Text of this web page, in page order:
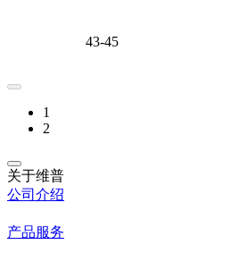
43-45
1
2
关于维普
公司介绍
产品服务